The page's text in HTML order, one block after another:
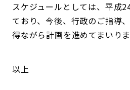
スケジュールとしては、平成
ており、今後、行政のご指導
得ながら計画を進めてまいりま
以上